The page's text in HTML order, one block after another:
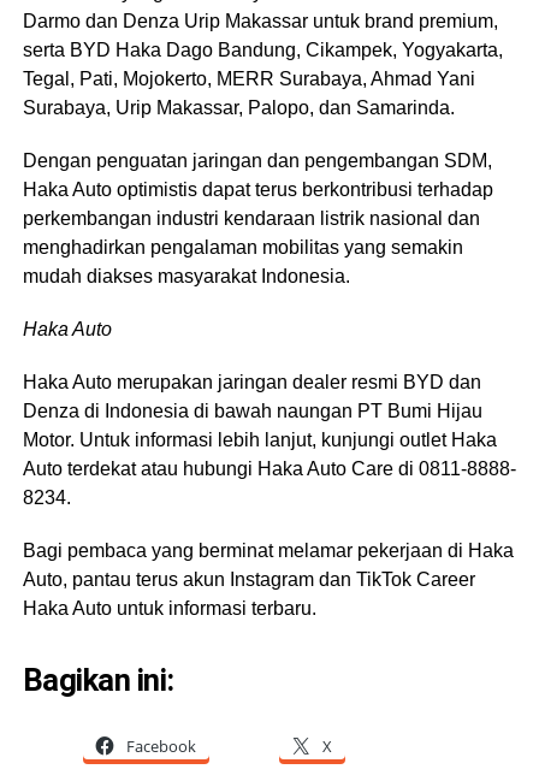
Darmo dan Denza Urip Makassar untuk brand premium,
serta BYD Haka Dago Bandung, Cikampek, Yogyakarta,
Tegal, Pati, Mojokerto, MERR Surabaya, Ahmad Yani
Surabaya, Urip Makassar, Palopo, dan Samarinda.
Dengan penguatan jaringan dan pengembangan SDM,
Haka Auto optimistis dapat terus berkontribusi terhadap
perkembangan industri kendaraan listrik nasional dan
menghadirkan pengalaman mobilitas yang semakin
mudah diakses masyarakat Indonesia.
Haka Auto
Haka Auto merupakan jaringan dealer resmi BYD dan
Denza di Indonesia di bawah naungan PT Bumi Hijau
Motor. Untuk informasi lebih lanjut, kunjungi outlet Haka
Auto terdekat atau hubungi Haka Auto Care di 0811-8888-
8234.
Bagi pembaca yang berminat melamar pekerjaan di Haka
Auto, pantau terus akun Instagram dan TikTok Career
Haka Auto untuk informasi terbaru.
Bagikan ini:
Facebook X